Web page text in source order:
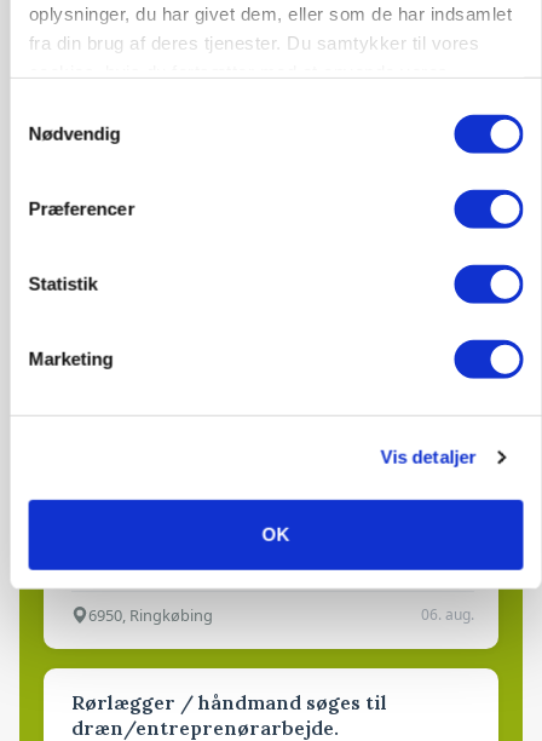
oplysninger, du har givet dem, eller som de har indsamlet
fra din brug af deres tjenester. Du samtykker til vores
Nødvendig
Præferencer
Statistik
Marketing
Vis detaljer
OK
MARKED
USA: Oksekød steg i værdi i juni – svinekød faldt
6950, Ringkøbing 06. aug.
Rørlægger / håndmand søges til
dræn/entreprenørarbejde.